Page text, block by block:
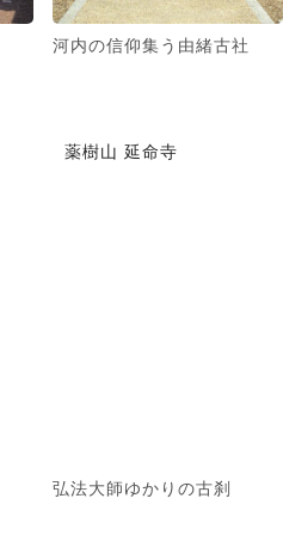
河内の信仰集う由緒古社
薬樹山 延命寺
弘法大師ゆかりの古刹